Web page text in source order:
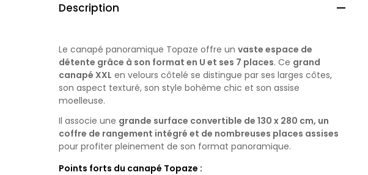
Description 
Le canapé panoramique Topaze offre unvaste espace de
détente grâce à son format en U et ses 7 places. Ce grand
canapé XXL en velours côtelé se distingue par ses larges côtes,
son aspect texturé, son style bohème chic et son assise
moelleuse.
Il associe une grande surface convertible de 130 x 280 cm, un
coffre de rangement intégré et de nombreuses places assises
pour profiter pleinement de son format panoramique.
Points forts du canapé Topaze :